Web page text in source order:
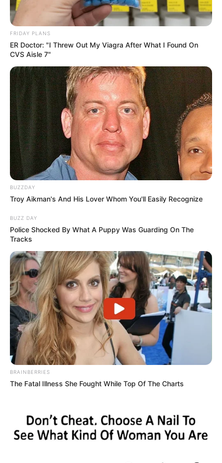
FRIDAY PLANS
ER Doctor: "I Threw Out My Viagra After What I Found On
CVS Aisle 7"
BUZZDAY
Troy Aikman's And His Lover Whom You'll Easily Recognize
BUZZ DAY
Police Shocked By What A Puppy Was Guarding On The
Tracks
BRAINBERRIES
The Fatal Illness She Fought While Top Of The Charts